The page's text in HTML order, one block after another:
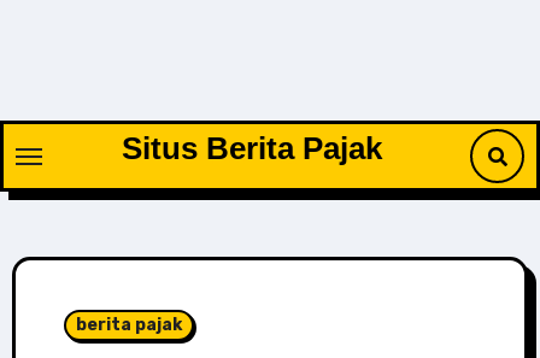
Situs Berita Pajak
berita pajak